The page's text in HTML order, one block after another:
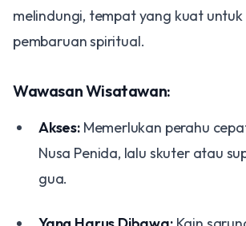
melindungi, tempat yang kuat untuk
pembaruan spiritual.
Wawasan Wisatawan:
Akses:Memerlukan perahu
Nusa Penida, lalu skuter atau
gua.